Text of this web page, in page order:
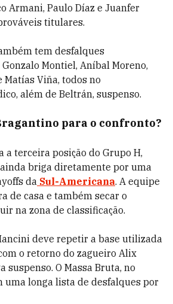
Armani, Paulo Díaz e Juanfer
titulares.
tem desfalques
Montiel, Aníbal Moreno,
Matías Viña, todos no
além de Beltrán, suspenso.
para o confronto?
a terceira posição do Grupo H,
briga diretamente por uma
da Sul-Americana. A equipe
de casa e também secar o
na zona de classificação.
deve repetir a base utilizada
o retorno do zagueiro Alix
suspenso. O Massa Bruta, no
uma longa lista de desfalques por